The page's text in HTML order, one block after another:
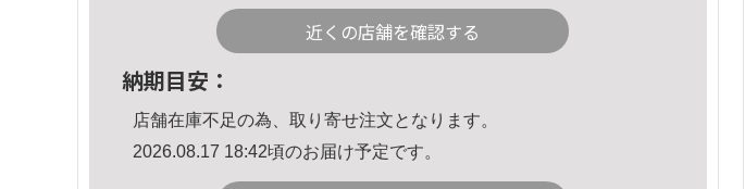
近くの店舗を確認する
納期目安：
店舗在庫不足の為、取り寄せ注文となります。
2026.08.17 18:42頃のお届け予定です。